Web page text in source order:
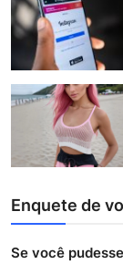
Enquete de
Se você